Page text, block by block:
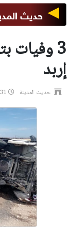
حديث
3 وفيات
إربد
حديث المدينة